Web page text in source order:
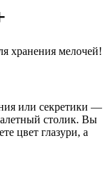
хранения мелочей!
или секретики —
столик. Вы
цвет глазури, а